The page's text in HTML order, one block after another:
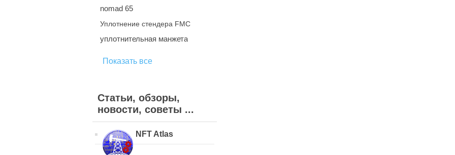
nomad 65
Уплотнение стендера FMC
уплотнительная манжета
Показать все
Статьи, обзоры,
новости, советы ...
NFT Atlas